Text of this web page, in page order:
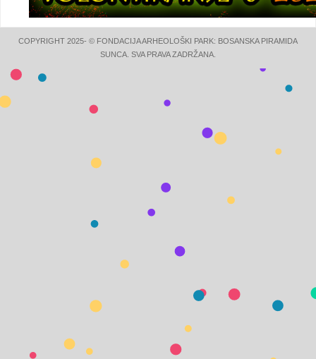
COPYRIGHT 2025- © FONDACIJA ARHEOLOŠKI PARK: BOSANSKA PIRAMIDA
SUNCA. SVA PRAVA ZADRŽANA.